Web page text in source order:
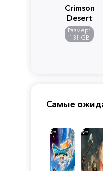
Crimson
Desert
Размер:
131 GB
Самые